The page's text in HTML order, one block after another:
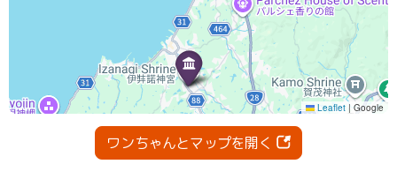
ワンちゃんとマップを開く